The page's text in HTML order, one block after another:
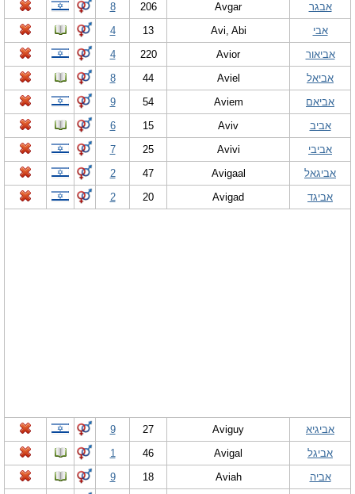
נומרולוגיה
הוסף שם
צור קשר
פייסבוק
אבגר
Avgar
206
8
אבי
Avi, Abi
13
4
אביאור
Avior
220
4
אביאל
Aviel
44
8
אביאם
Aviem
54
9
אביב
Aviv
15
6
אביבי
Avivi
25
7
אביגאל
Avigaal
47
2
אביגד
Avigad
20
2
אביגיא Aviguy
27
9
אביגל
Avigal
46
1
אביה
Aviah
18
9